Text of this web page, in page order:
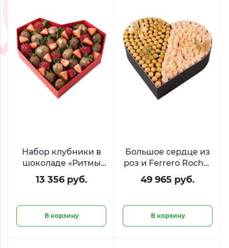
Набор клубники в
шоколаде «Ритмы
сердца»
13 356 руб.
В корзину
Большое сердце из
роз и Ferrero Rocher
«Слияние сердец»
49 965 руб.
В корзину